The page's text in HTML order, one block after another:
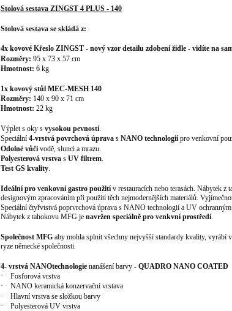
Stolová sestava ZINGST 4 PLUS - 140
Stolová sestava se skládá z:
4x kovové Křeslo ZINGST- nový vzor detailuzdobenížidle - vidíte na
Rozměry: 95 x 73 x 57 cm
Hmotnost: 6 kg
1x kovový stůl MEC-MESH 140
Rozměry: 140 x 90 x 71 cm
Hmotnost: 22 kg
Výplet s oky s vysokou pevností.
Speciální 4-vrstvá povrchová úpravas NANO technologiípro venkovní
Odolné vůči vodě, slunci a mrazu.
Polyesterová vrstvas UV filtrem.
Test GS kvality.
Ideální pro venkovní gastro použitív restauracích nebo terasách. Nábytek z
designovým zpracováním při použití těch nejmodernějších materiálů.
Speciální čtyřvtstvá poprvrchová úprava s NANO technologií a UV
Nábytek z tahokovu MFG je navržen speciálně pro venkvní prostředí.
Společnost MFGaby mohla splnit všechny nejvyšší standardy kvality, vyrábí
ryze německé společnosti.
4- vrstvá NANOtechnologienanášení barvy - QUADRO NANO COATED
·
Fosforová vrstva
·
NANO keramická konzervační vrstava
·
Hlavní vrstva se složkou barvy
·
Polyesterová UV vrstva